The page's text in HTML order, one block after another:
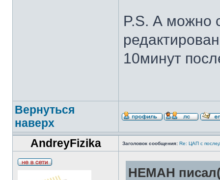
P.S. А можно
10минут
Вернуться
наверх
AndreyFizika
Заголовок сообщения: Re: ЦАП с
HEMAH